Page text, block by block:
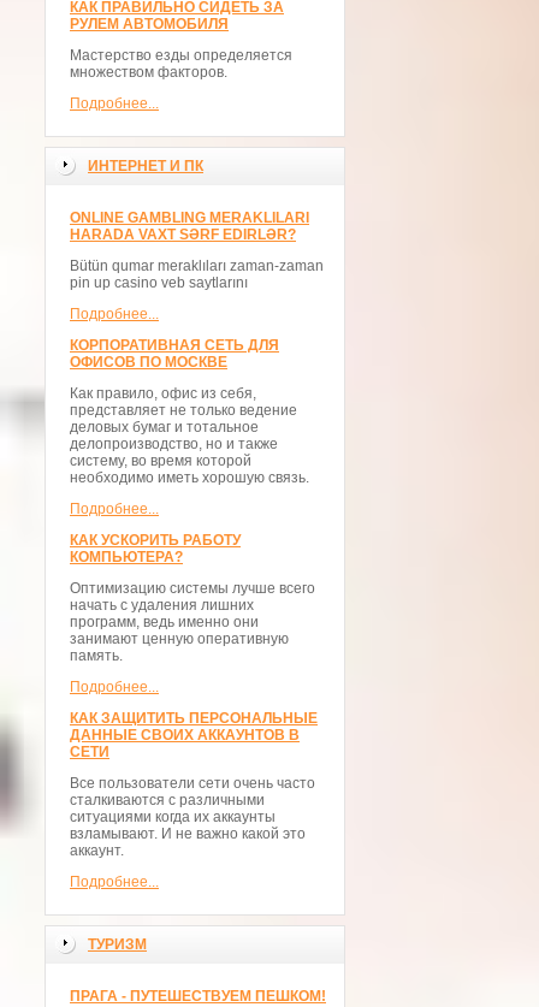
КАК ПРАВИЛЬНО СИДЕТЬ ЗА
РУЛЕМ АВТОМОБИЛЯ
Мастерство езды определяется
множеством факторов.
Подробнее...
ИНТЕРНЕТ И ПК
ONLINE GAMBLING MERAKLILARI
HARADA VAXT SƏRF EDIRLƏR?
Bütün qumar meraklıları zaman-zaman
pin up casino veb saytlarını
Подробнее...
КОРПОРАТИВНАЯ СЕТЬ ДЛЯ
ОФИСОВ ПО МОСКВЕ
Как правило, офис из себя,
представляет не только ведение
деловых бумаг и тотальное
делопроизводство, но и также
систему, во время которой
необходимо иметь хорошую связь.
Подробнее...
КАК УСКОРИТЬ РАБОТУ
КОМПЬЮТЕРА?
Оптимизацию системы лучше всего
начать с удаления лишних
программ, ведь именно они
занимают ценную оперативную
память.
Подробнее...
КАК ЗАЩИТИТЬ ПЕРСОНАЛЬНЫЕ
ДАННЫЕ СВОИХ АККАУНТОВ В
СЕТИ
Все пользователи сети очень часто
сталкиваются с различными
ситуациями когда их аккаунты
взламывают. И не важно какой это
аккаунт.
Подробнее...
ТУРИЗМ
ПРАГА - ПУТЕШЕСТВУЕМ ПЕШКОМ!